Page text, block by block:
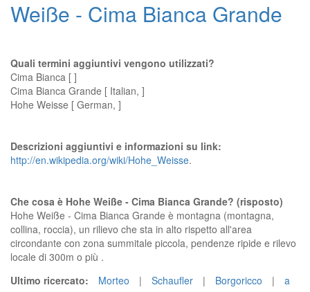
Weiße - Cima Bianca Grande
Quali termini aggiuntivi vengono utilizzati?
Cima Bianca [ ]
Cima Bianca Grande [ Italian, ]
Hohe Weisse [ German, ]
Descrizioni aggiuntivi e informazioni su link:
http://en.wikipedia.org/wiki/Hohe_Weisse.
Che cosa è Hohe Weiße - Cima Bianca Grande? (risposto)
Hohe Weiße - Cima Bianca Grande è montagna (montagna,
collina, roccia), un rilievo che sta in alto rispetto all'area
circondante con zona summitale piccola, pendenze ripide e rilevo
locale di 300m o più .
Ultimo ricercato:
Morteo | Schaufler | Borgoricco |
a